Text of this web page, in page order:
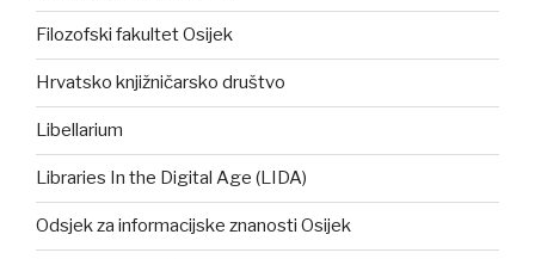
Filozofski fakultet Osijek
Hrvatsko knjižničarsko društvo
Libellarium
Libraries In the Digital Age (LIDA)
Odsjek za informacijske znanosti Osijek